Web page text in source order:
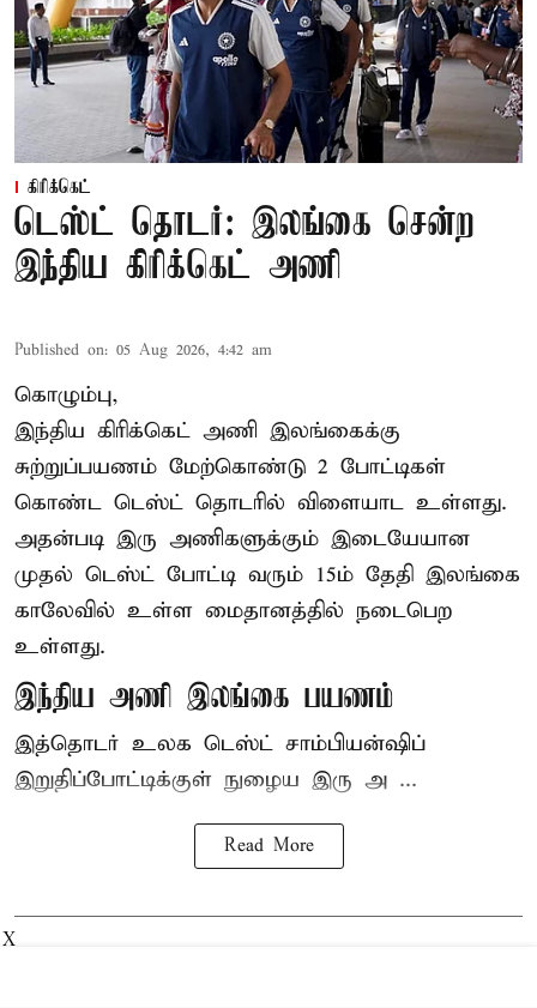
கிரிக்கெட்
டெஸ்ட் தொடர்: இலங்கை சென்ற
இந்திய கிரிக்கெட் அணி
Published on: 05 Aug 2026, 4:42 am
கொழும்பு,
இந்திய கிரிக்கெட் அணி இலங்கைக்கு
சுற்றுப்பயணம் மேற்கொண்டு 2 போட்டிகள்
கொண்ட டெஸ்ட் தொடரில் விளையாட உள்ளது.
அதன்படி இரு அணிகளுக்கும் இடையேயான
முதல் டெஸ்ட் போட்டி வரும் 15ம் தேதி இலங்கை
காலேவில் உள்ள மைதானத்தில் நடைபெற
உள்ளது.
இந்திய அணி இலங்கை பயணம்
இத்தொடர் உலக டெஸ்ட் சாம்பியன்ஷிப்
இறுதிப்போட்டிக்குள் நுழைய இரு அ ...
Read More
X